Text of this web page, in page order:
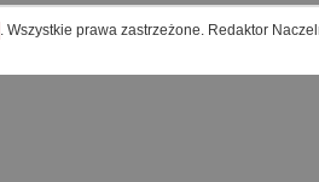
. Wszystkie prawa zastrzeżone. Redaktor